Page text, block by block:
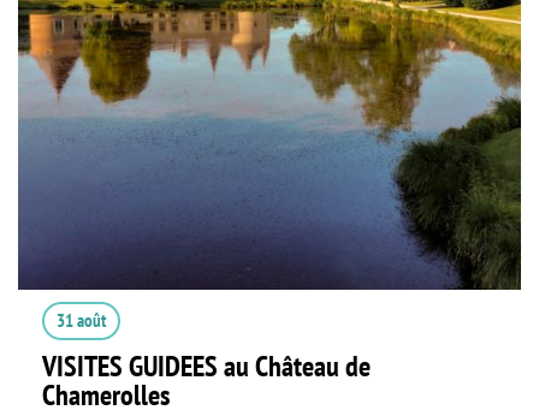
31 août
VISITES GUIDEES au Château de
Chamerolles